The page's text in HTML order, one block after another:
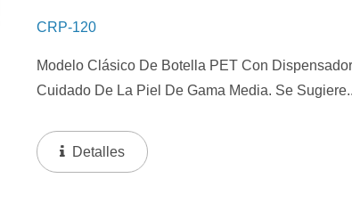
CRP-120
Modelo Clásico De Botella PET Con
Cuidado De La Piel De Gama Media. Se
Detalles